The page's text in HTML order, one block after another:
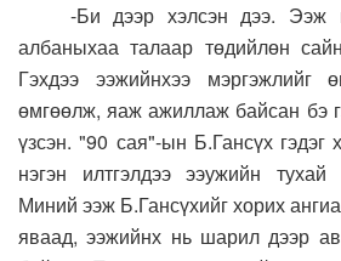
-Би дээр хэлсэн дээ. Ээж
албаныхаа талаар төдийлөн
Гэхдээ ээжийнхээ мэргэжлийг
өмгөөлж, яаж ажиллаж байсан бэ
үзсэн. "90 сая"-ын Б.Гансүх гэдэг
нэгэн илтгэлдээ ээужийн
Миний ээж Б.Гансүхийг хорих
яваад, ээжийнх нь шарил дээр